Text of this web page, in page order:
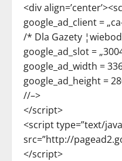
<div
google_ad_client =
/* Dla Gazety
google_ad_slot =
google_ad_width =
google_ad_height =
//–>
</script>
<script type=”text/
src=”http://
</script>